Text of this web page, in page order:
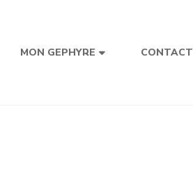
MON GEPHYRE CONTACT